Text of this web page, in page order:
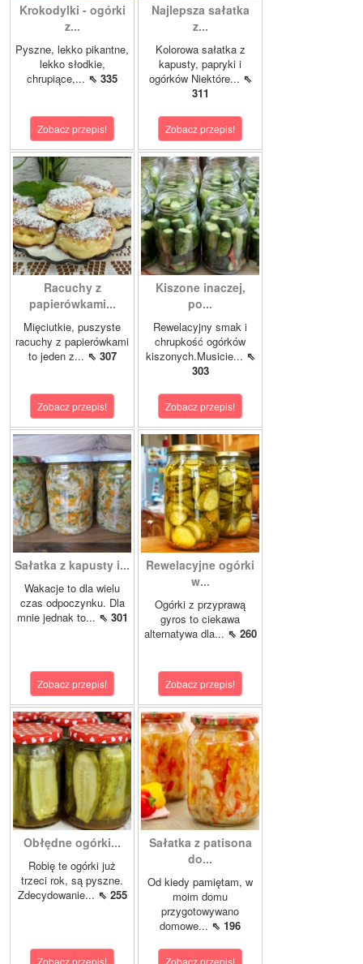
Krokodylki - ogórki
z...
Pyszne, lekko pikantne,
lekko słodkie,
chrupiące,... ⇖ 335
Zobacz przepis!
Najlepsza sałatka
z...
Kolorowa sałatka z
kapusty, papryki i
ogórków Niektóre... ⇖
311
Zobacz przepis!
Racuchy z
papierówkami...
Mięciutkie, puszyste
racuchy z papierówkami
to jeden z... ⇖ 307
Zobacz przepis!
Kiszone inaczej,
po...
Rewelacyjny smak i
chrupkość ogórków
kiszonych.Musicie... ⇖
303
Zobacz przepis!
Sałatka z kapusty i...
Wakacje to dla wielu
czas odpoczynku. Dla
mnie jednak to... ⇖ 301
Zobacz przepis!
Rewelacyjne ogórki
w...
Ogórki z przyprawą
gyros to ciekawa
alternatywa dla... ⇖ 260
Zobacz przepis!
Obłędne ogórki...
Robię te ogórki już
trzeci rok, są pyszne.
Zdecydowanie... ⇖ 255
Zobacz przepis!
Sałatka z patisona
do...
Od kiedy pamiętam, w
moim domu
przygotowywano
domowe... ⇖ 196
Zobacz przepis!